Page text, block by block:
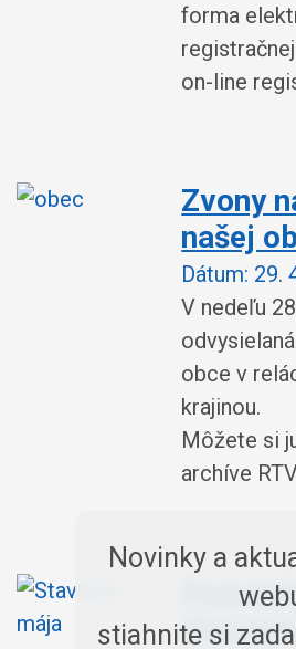
Novinky a
stiahnite si
forma
on-line
Zvony
našej
Dátum: 29.
V nedeľu
obce v
krajinou.
Môžete si
archíve